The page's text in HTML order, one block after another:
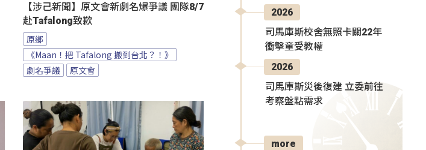
【涉己新聞】原文會新劇名爆爭議 團隊8/7
赴Tafalong致歉
原鄉
《Maan！把 Tafalong 搬到台北？！》
劇名爭議
原文會
2026
司馬庫斯校舍無照卡關22年
衝擊童受教權
2026
司馬庫斯災後復建 立委前往
考察盤點需求
more